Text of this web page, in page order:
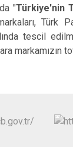
"Türkiye'nin
Türk
tescil
markamızın